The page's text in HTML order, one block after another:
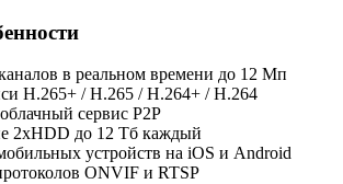
в реальном времени до 12 Мп
H.265+ / H.265 / H.264+ / H.264
сервис Р2Р
2xHDD до 12 Тб каждый
устройств на iOS и Android
ONVIF и RTSP